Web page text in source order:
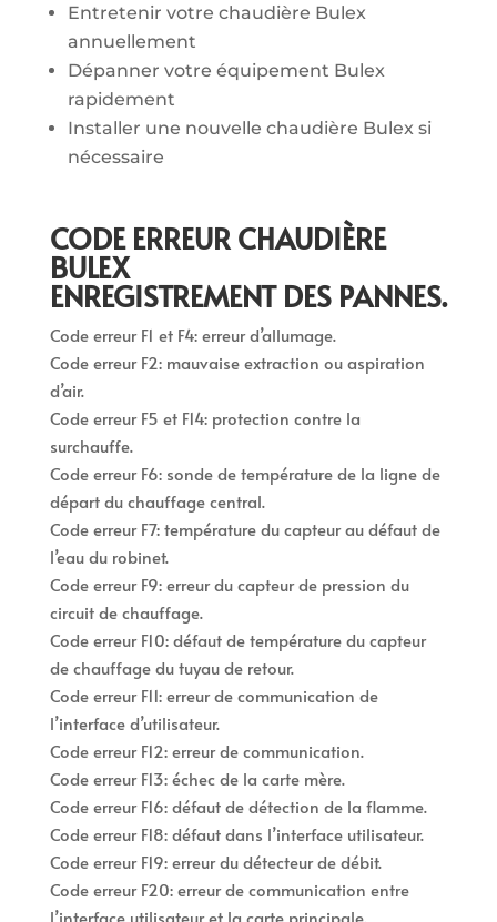
Entretenir votre chaudière Bulex
annuellement
Dépanner votre équipement Bulex
rapidement
Installer une nouvelle chaudière Bulex si
nécessaire
CODE ERREUR CHAUDIÈRE
BULEX
ENREGISTREMENT DES PANNES.
Code erreur F1 et F4: erreur d’allumage.
Code erreur F2: mauvaise extraction ou aspiration
d’air.
Code erreur F5 et F14: protection contre la
surchauffe.
Code erreur F6: sonde de température de la ligne de
départ du chauffage central.
Code erreur F7: température du capteur au défaut de
l’eau du robinet.
Code erreur F9: erreur du capteur de pression du
circuit de chauffage.
Code erreur F10: défaut de température du capteur
de chauffage du tuyau de retour.
Code erreur F11: erreur de communication de
l’interface d’utilisateur.
Code erreur F12: erreur de communication.
Code erreur F13: échec de la carte mère.
Code erreur F16: défaut de détection de la flamme.
Code erreur F18: défaut dans l’interface utilisateur.
Code erreur F19: erreur du détecteur de débit.
Code erreur F20: erreur de communication entre
l’interface utilisateur et la carte principale.